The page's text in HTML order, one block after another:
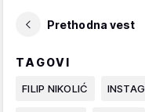
Prethodna vest
TAGOVI
FILIP NIKOLIĆ